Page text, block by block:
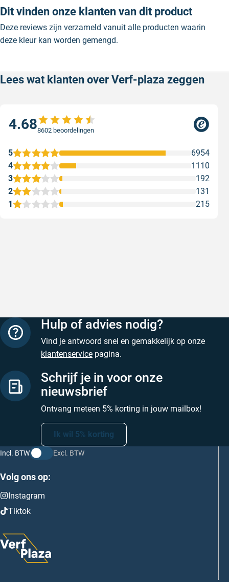
Dit vinden onze klanten van dit product
Deze reviews zijn verzameld vanuit alle producten waarin
deze kleur kan worden gemengd.
Lees wat klanten over Verf-plaza zeggen
4.688602 beoordelingen
1 215
2 131
3 192
4 1110
5 6954
Hulp of advies nodig?
Vind je antwoord snel en gemakkelijk op onze
klantenservice pagina.
Schrijf je in voor onze
nieuwsbrief
Ontvang meteen 5% korting in jouw mailbox!
Ik wil 5% korting
Incl. BTW Excl. BTW
Volg ons op:
Instagram
Tiktok